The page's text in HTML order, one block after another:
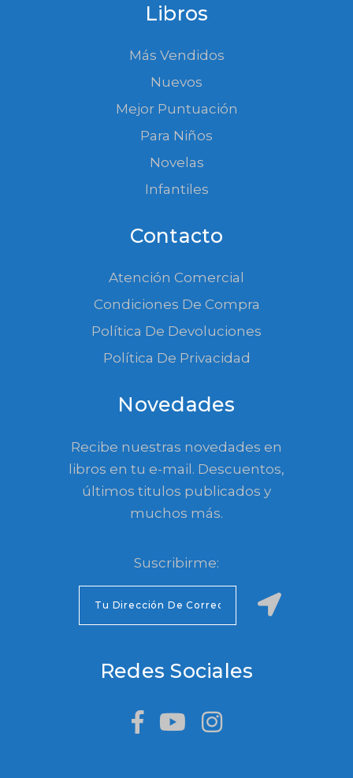
Libros
Más Vendidos
Nuevos
Mejor Puntuación
Para Niños
Novelas
Infantiles
Contacto
Atención Comercial
Condiciones De Compra
Política De Devoluciones
Política De Privacidad
Novedades
Recibe nuestras novedades en
libros en tu e-mail. Descuentos,
últimos titulos publicados y
muchos más.
Suscribirme:
Redes Sociales